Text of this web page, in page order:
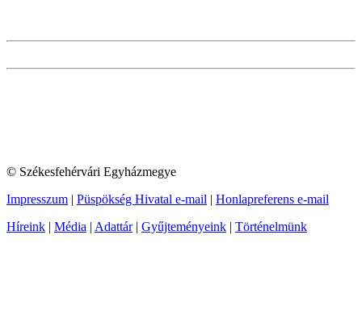
© Székesfehérvári Egyházmegye
Impresszum | Püspökség Hivatal e-mail | Honlapreferens e-mail
Híreink | Média | Adattár| Gyűjteményeink | Történelmünk